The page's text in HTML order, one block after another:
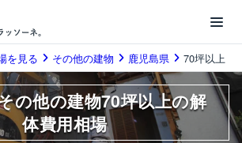
を見る その他の建物 鹿児島県 70坪以上
の他の建物70坪以上の解
体費用相場